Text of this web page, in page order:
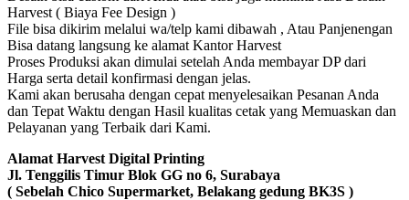
Harvest ( Biaya Fee Design )
File bisa dikirim melalui wa/telp kami dibawah , Atau Panjenengan
Bisa datang langsung ke alamat Kantor Harvest
Proses Produksi akan dimulai setelah Anda membayar DP dari
Harga serta detail konfirmasi dengan jelas.
Kami akan berusaha dengan cepat menyelesaikan Pesanan Anda
dan Tepat Waktu dengan Hasil kualitas cetak yang Memuaskan dan
Pelayanan yang Terbaik dari Kami.
Alamat Harvest Digital Printing
Jl. Tenggilis Timur Blok GG no 6, Surabaya
( Sebelah Chico Supermarket, Belakang gedung BK3S )